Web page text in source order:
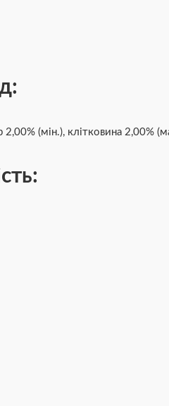
(мін.), клітковина 2,00%